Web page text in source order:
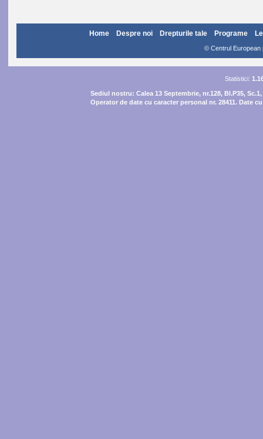
Home Despre noi Drepturile tale Programe
© Centrul European
Statistici:
Sediul nostru: Calea 13 Septembrie, nr.128, Bl.P35,
Operator de date cu caracter personal nr. 28411. Date